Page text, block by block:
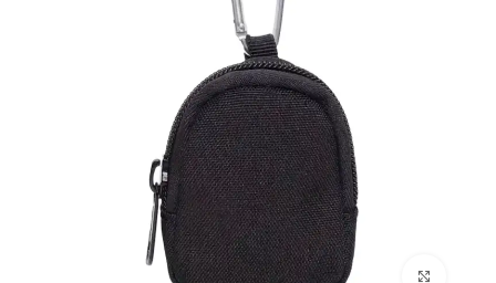
Click to enlarge